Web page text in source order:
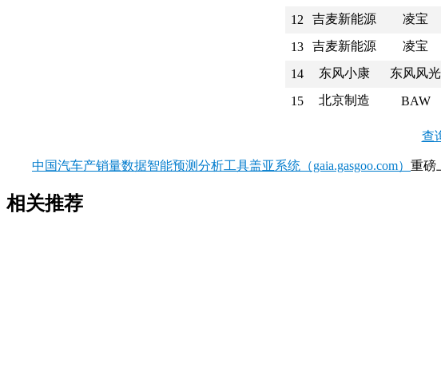
12
吉麦新能源 凌宝
13
吉麦新能源 凌宝
14
东风小康 东风风光
15
北京制造 BAW
查
中国汽车产销量数据智能预测分析工具盖亚系统（gaia.gasgoo.com） 重磅
相关推荐